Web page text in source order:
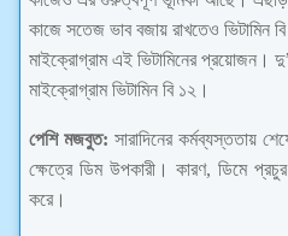
কাজে সতেজ ভাব বজায় রাখতেও ভিটামিন
মাইক্রোগ্রাম এই ভিটামিনের প্রয়োজন।
মাইক্রোগ্রাম ভিটামিন বি ১২।
পেশি মজবুত: সারাদিনের কর্মব্যস্ততায়
ক্ষেত্রে ডিম উপকারী। কারণ, ডিমে
করে।